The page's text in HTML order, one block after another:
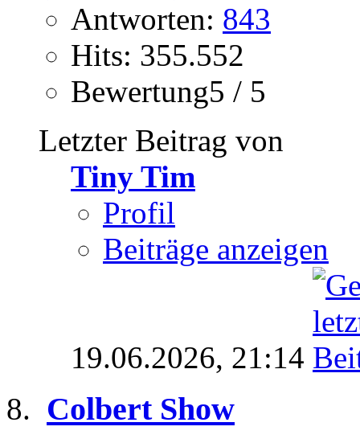
Antworten: 843
Hits: 355.552
Bewertung5 / 5
Letzter Beitrag von
Tiny Tim
Profil
Beiträge anzeigen
19.06.2026, 21:14
Colbert Show